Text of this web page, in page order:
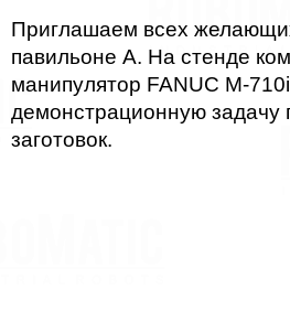
Приглашаем всех
павильоне А. На стенде
манипулятор FANUC M-
демонстрационную задачу
заготовок.